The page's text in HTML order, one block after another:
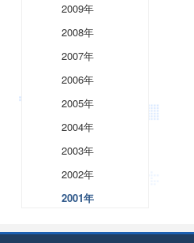
2009年
2008年
2007年
2006年
2005年
2004年
2003年
2002年
2001年